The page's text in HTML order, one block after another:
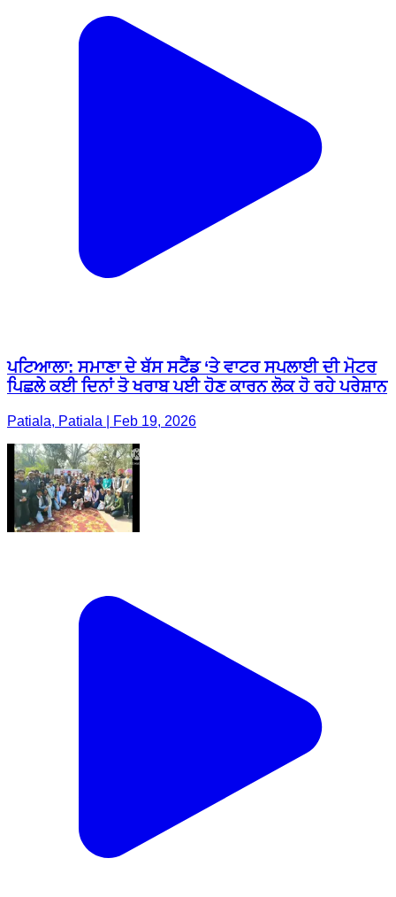
ਪਟਿਆਲਾ: ਸਮਾਣਾ ਦੇ ਬੱਸ ਸਟੈਂਡ ‘ਤੇ ਵਾਟਰ ਸਪਲਾਈ ਦੀ ਮੋਟਰ
ਪਿਛਲੇ ਕਈ ਦਿਨਾਂ ਤੋ ਖਰਾਬ ਪਈ ਹੋਣ ਕਾਰਨ ਲੋਕ ਹੋ ਰਹੇ ਪਰੇਸ਼ਾਨ
Patiala, Patiala | Feb 19, 2026